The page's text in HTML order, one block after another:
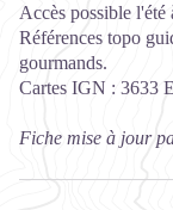
Accès possible l'été
Références topo
gourmands.
Cartes IGN : 3633
Fiche mise à jour